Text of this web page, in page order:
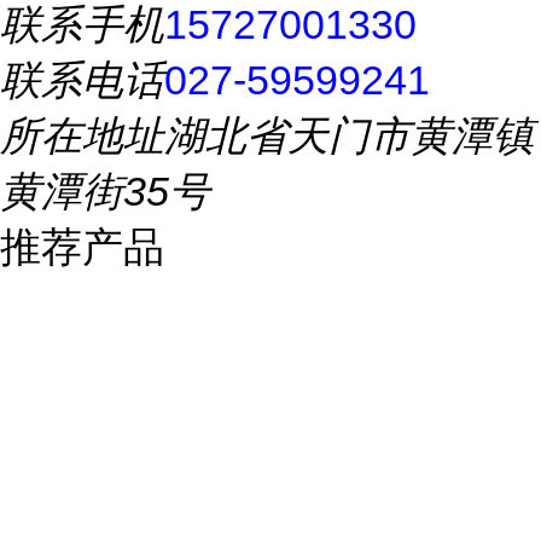
联系手机15727001330
联系电话027-59599241
所在地址湖北省天门市黄潭镇
黄潭街35号
推荐产品